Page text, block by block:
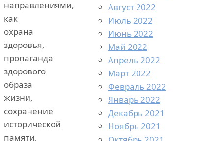
направлениями,
как
охрана
здоровья,
пропаганда
здорового
образа
жизни,
сохранение
исторической
памяти,
Август 2022
Июль 2022
Июнь 2022
Май 2022
Апрель 2022
Март 2022
Февраль 2022
Январь 2022
Декабрь 2021
Ноябрь 2021